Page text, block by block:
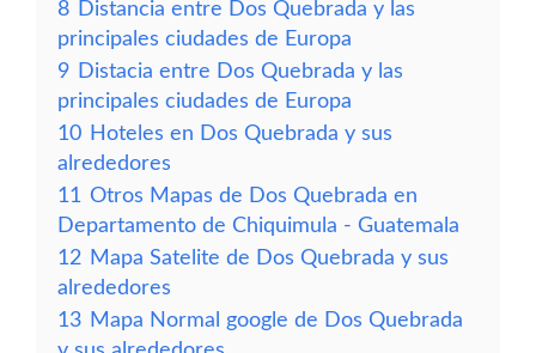
8 Distancia entre Dos Quebrada y las
principales ciudades de Europa
9 Distacia entre Dos Quebrada y las
principales ciudades de Europa
10 Hoteles en Dos Quebrada y sus
alrededores
11 Otros Mapas de Dos Quebrada en
Departamento de Chiquimula - Guatemala
12 Mapa Satelite de Dos Quebrada y sus
alrededores
13 Mapa Normal google de Dos Quebrada